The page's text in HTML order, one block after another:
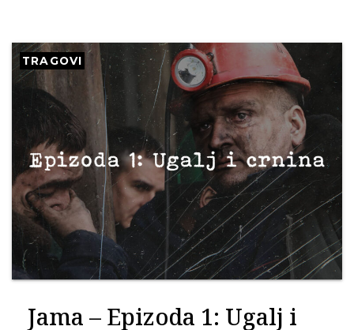
TRAGOVI
Jama – Epizoda 1: Ugalj i